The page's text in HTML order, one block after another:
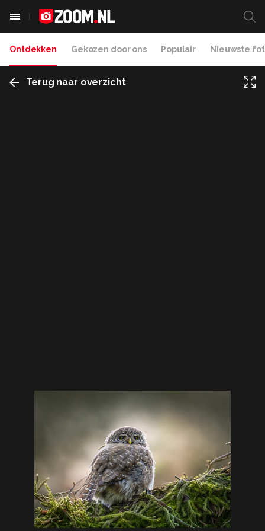
Ontdekken Gekozen door ons Populair Nieuwste
Terug naar overzicht